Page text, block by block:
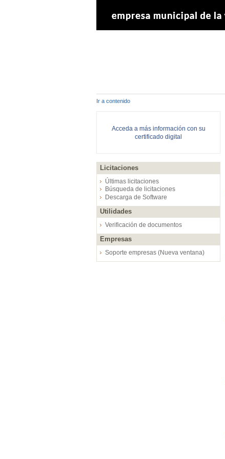
Ir a contenido
Acceda a más información con su
certificado digital
Licitaciones
Últimas licitaciones
Búsqueda de licitaciones
Descarga de Software
Utilidades
Verificación de documentos
Empresas
Soporte empresas (Nueva ventana)